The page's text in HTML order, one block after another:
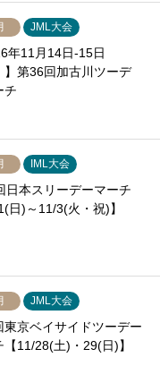
JML大会
年11月14日-15日
】第36回加古川ツーデ
チ
IML大会
日本スリーデーマーチ
日)～11/3(火・祝)】
JML大会
東京ベイサイドツーデー
【11/28(土)・29(日)】